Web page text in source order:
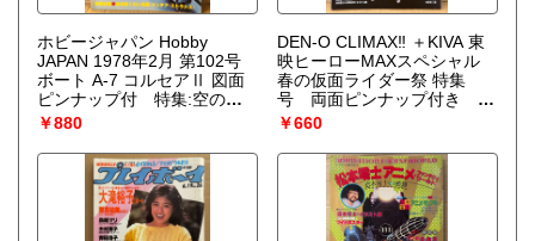
ホビージャパン Hobby
JAPAN 1978年2月 第102号
ボート A-7 コルセアⅡ 図面
ピンナップ付 特集:空の超
要塞「B-29」・地を裂く白い
ス」 他 ホビジャ プラモ
デル スケールモデル
￥880
DEN-O CLIMAX‼︎ ＋KIVA 東
映ヒーローMAXスペシャル
春の仮面ライダー祭 特集
号 両面ピンナップ付き 総
力特集！劇場版 仮面ライダ
ス刑事 佐藤健・中村優一・
瀬戸康史 他 タツミムッ
ク 2008年5月20日
￥660